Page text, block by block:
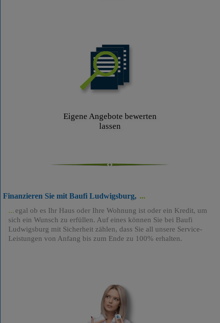
Eigene Angebote bewerten
lassen
Finanzieren Sie mit Baufi Ludwigsburg,
egal ob es Ihr Haus oder Ihre Wohnung ist oder ein Kredit, um
sich ein Wunsch zu erfüllen. Auf eines können Sie bei Baufi
Ludwigsburg mit Sicherheit zählen, dass Sie all unsere Service-
Leistungen von Anfang bis zum Ende zu 100% erhalten.